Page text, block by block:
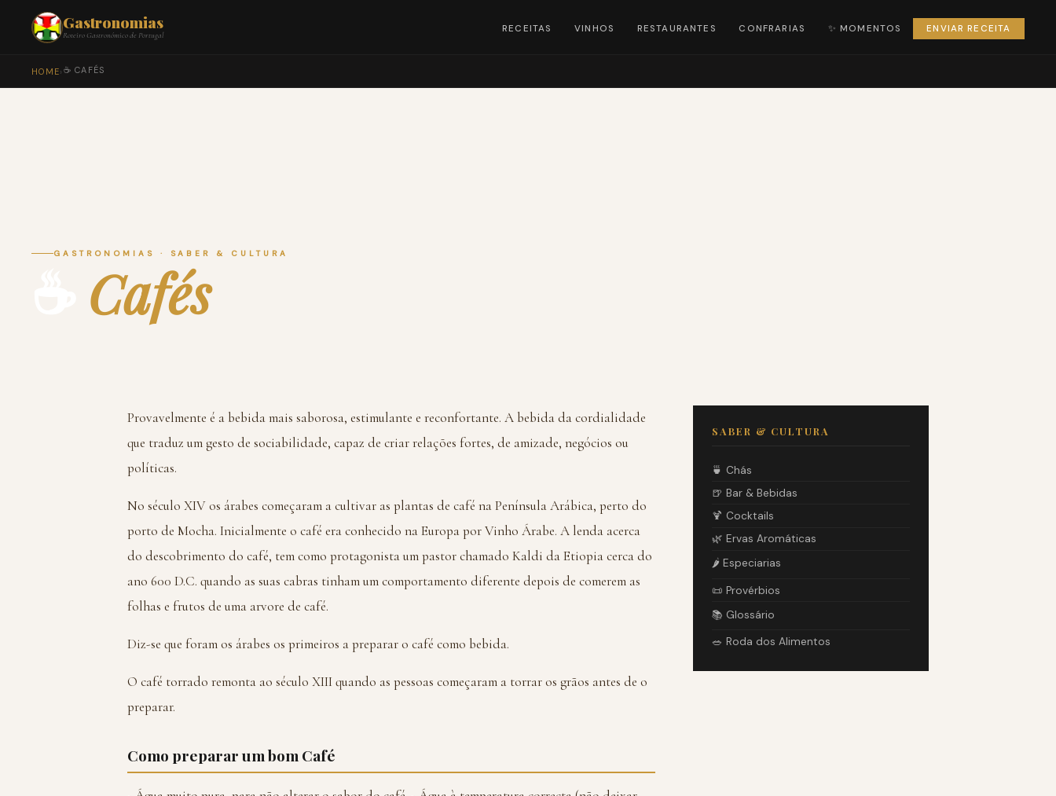
Gastronomias
Roteiro Gastronómico de Portugal RECEITAS VINHOS RESTAURANTES CONFRARIAS ✨ MOMENTOS ENVIAR RECEITA
HOME› ☕ CAFÉS
GASTRONOMIAS · SABER & CULTURA
Cafés
Provavelmente é a bebida mais saborosa, estimulante e reconfortante. A bebida da cordialidade
que traduz um gesto de sociabilidade, capaz de criar relações fortes, de amizade, negócios ou
políticas.
No século XIV os árabes começaram a cultivar as plantas de café na Península Arábica, perto do
porto de Mocha. Inicialmente o café era conhecido na Europa por Vinho Árabe. A lenda acerca
do descobrimento do café, tem como protagonista um pastor chamado Kaldi da Etiopia cerca do
ano 600 D.C. quando as suas cabras tinham um comportamento diferente depois de comerem as
folhas e frutos de uma arvore de café.
Diz-se que foram os árabes os primeiros a preparar o café como bebida.
O café torrado remonta ao século XIII quando as pessoas começaram a torrar os grãos antes de o
preparar.
Como preparar um bom Café
SABER & CULTURA
🍵 Chás
🍺 Bar & Bebidas
🍹 Cocktails
🌿 Ervas Aromáticas
🌶️ Especiarias
📜 Provérbios
📚 Glossário
🥗 Roda dos Alimentos